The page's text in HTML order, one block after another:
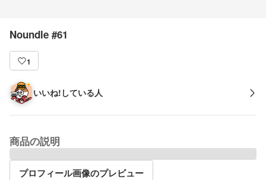
Noundle #61
1
いいね!している人
商品の説明
プロフィール画像のプレビュー